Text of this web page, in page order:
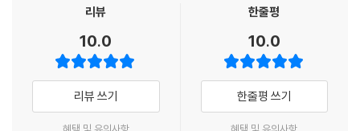
선승의 통곡 ‘시간의 사슬 끊기’ㆍ277
빈자일등ㆍ285
검은 옷을 입은 백의민족ㆍ287
5부 ─ 김대중의 마지막 눈물
이 책은 저자가 〈경향신문〉, 〈주간경향〉, 〈월간불광〉 등에 연재한 칼럼을 다
국가적 참사에 희생된 이들을 호명했으며, 잃어버린 시절과 자연을 노래했
다. 기자의 눈으로는 논리의 전장을 봤지만 시인의 마음으로는 시대의 아
픔을 다뤘다. 중언부언 설명하지 않고 본질에 닿으나, 인간과 자연 앞에서
언제나 겸허한 저자의 글은 맑고 예리해 어지러운 마음을 정화한다. 김택
근의 글을 만난 이들이 하나같이 산문의 교범으로 꼽는 이유다. 소설가 정
리뷰
10.0
리뷰 쓰기
한줄평
10.0
한줄평 쓰기